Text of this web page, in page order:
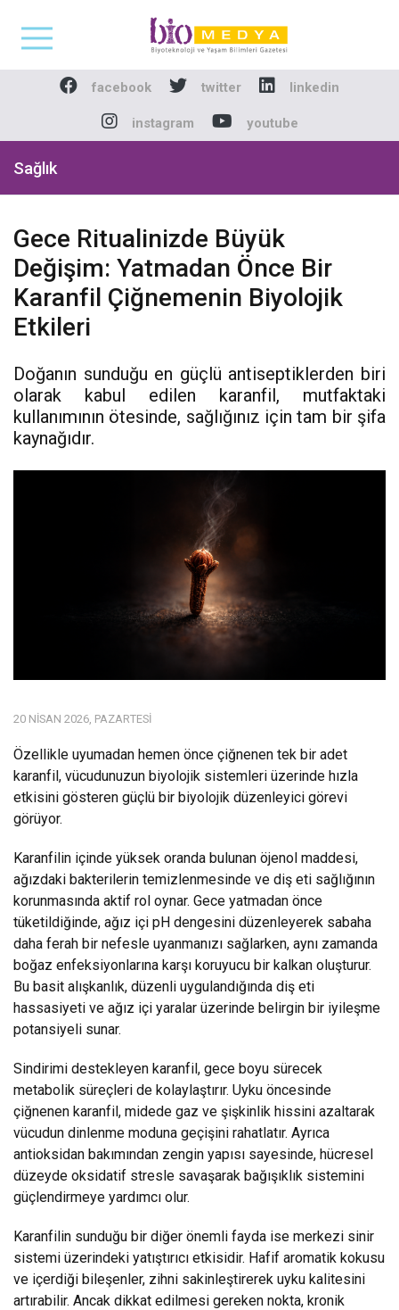
Biomedya -
facebook twitter linkedin
instagram youtube
Sağlık
Gece Ritualinizde Büyük
Değişim: Yatmadan Önce Bir
Karanfil Çiğnemenin Biyolojik
Etkileri
Doğanın sunduğu en güçlü antiseptiklerden biri
olarak kabul edilen karanfil, mutfaktaki
kullanımının ötesinde, sağlığınız için tam bir şifa
kaynağıdır.
20 NISAN 2026, PAZARTESI
Özellikle uyumadan hemen önce çiğnenen tek bir adet
karanfil, vücudunuzun biyolojik sistemleri üzerinde hızla
etkisini gösteren güçlü bir biyolojik düzenleyici görevi
görüyor.
Karanfilin içinde yüksek oranda bulunan öjenol maddesi,
ağızdaki bakterilerin temizlenmesinde ve diş eti sağlığının
korunmasında aktif rol oynar. Gece yatmadan önce
tüketildiğinde, ağız içi pH dengesini düzenleyerek sabaha
daha ferah bir nefesle uyanmanızı sağlarken, aynı zamanda
boğaz enfeksiyonlarına karşı koruyucu bir kalkan oluşturur.
Bu basit alışkanlık, düzenli uygulandığında diş eti
hassasiyeti ve ağız içi yaralar üzerinde belirgin bir iyileşme
potansiyeli sunar.
Sindirimi destekleyen karanfil, gece boyu sürecek
metabolik süreçleri de kolaylaştırır. Uyku öncesinde
çiğnenen karanfil, midede gaz ve şişkinlik hissini azaltarak
vücudun dinlenme moduna geçişini rahatlatır. Ayrıca
antioksidan bakımından zengin yapısı sayesinde, hücresel
düzeyde oksidatif stresle savaşarak bağışıklık sistemini
güçlendirmeye yardımcı olur.
Karanfilin sunduğu bir diğer önemli fayda ise merkezi sinir
sistemi üzerindeki yatıştırıcı etkisidir. Hafif aromatik kokusu
ve içerdiği bileşenler, zihni sakinleştirerek uyku kalitesini
artırabilir. Ancak dikkat edilmesi gereken nokta, kronik